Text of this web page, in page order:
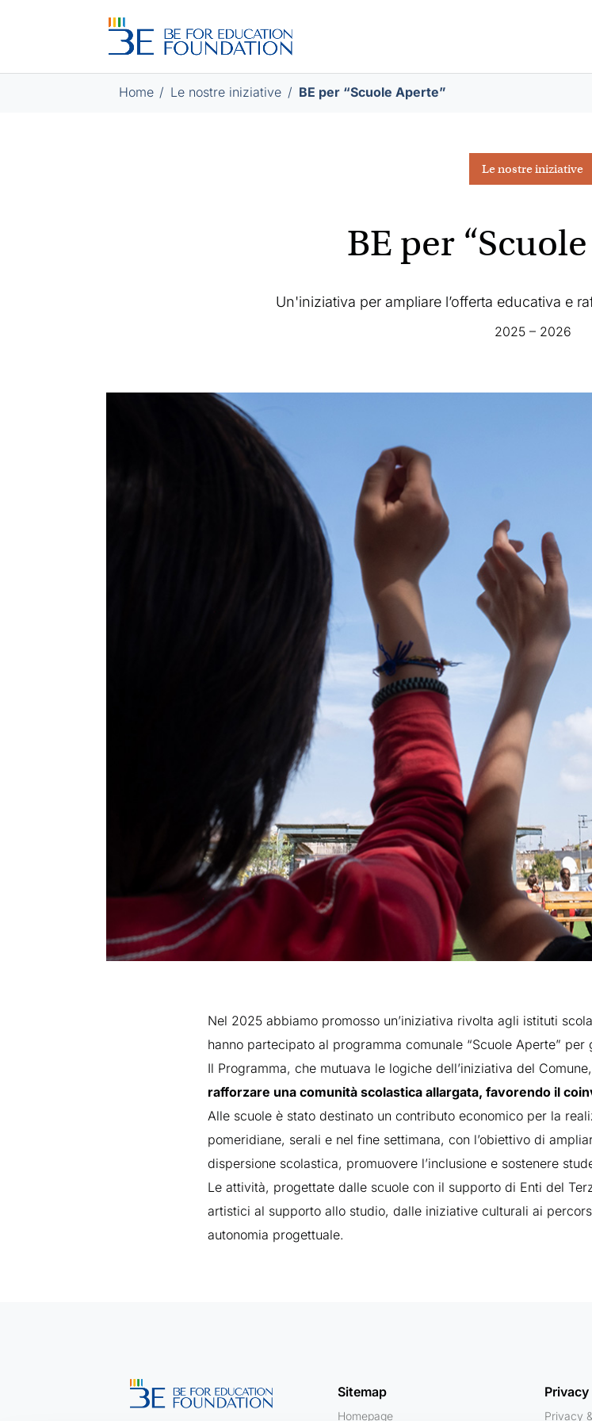
Home / / BE per “Scuole Aperte”
Le nostre iniziative
BE per
Un'iniziativa per ampliare l’offerta educativa e
2025 – 2026
Nel 2025 abbiamo promosso un’iniziativa rivolta agli istituti
hanno partecipato al programma comunale “Scuole Aperte”
Il Programma, che mutuava le logiche dell’iniziativa del Comune,
rafforzare una comunità scolastica allargata, favorendo il
Alle scuole è stato destinato un contributo economico per la
pomeridiane, serali e nel fine settimana, con l’obiettivo di
dispersione scolastica, promuovere l’inclusione e sostenere
Le attività, progettate dalle scuole con il supporto di Enti del
artistici al supporto allo studio, dalle iniziative culturali ai
autonomia progettuale.
Sitemap
Homepage
Privacy
Privacy